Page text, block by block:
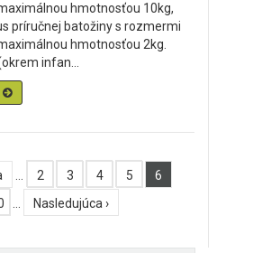
hmotnosťou 10kg,
príručnej batožiny s rozmermi
hmotnosťou 2kg.
infan...
2 3 4 5
6
Nasledujúca ›